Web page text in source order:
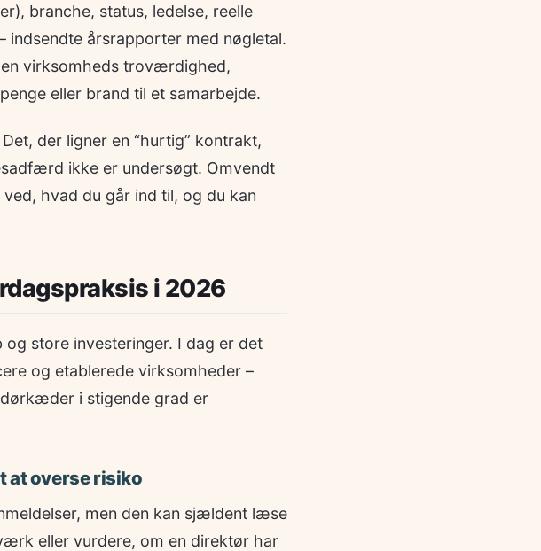
branche, status, ledelse, reelle
indsendte årsrapporter med nøgletal.
virksomheds troværdighed,
eller brand til et samarbejde.
der ligner en “hurtig” kontrakt,
ikke er undersøgt. Omvendt
hvad du går ind til, og du kan
i 2026
store investeringer. I dag er det
og etablerede virksomheder –
i stigende grad er
at overse risiko
men den kan sjældent læse
eller vurdere, om en direktør har